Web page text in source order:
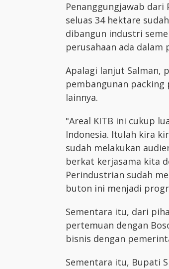
Penanggungjawab dari
seluas 34 hektare
dibangun industri
perusahaan ada dalam
Apalagi lanjut Salman,
pembangunan packing
lainnya.
"Areal KITB ini cukup
Indonesia. Itulah kira
sudah melakukan
berkat kerjasama kita
Perindustrian sudah
buton ini menjadi
Sementara itu, dari
pertemuan dengan
bisnis dengan
Sementara itu, Bupati